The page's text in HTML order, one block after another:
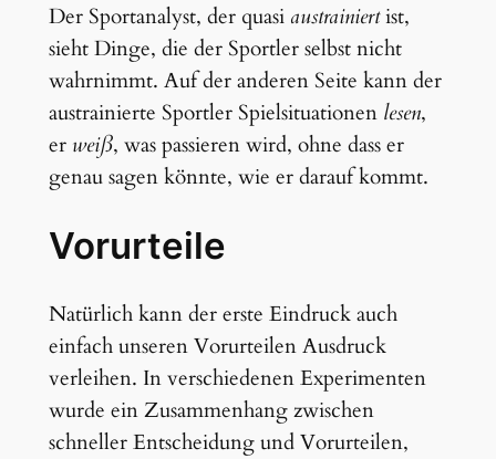
Der Sportanalyst, der quasi austrainiertist,
sieht Dinge, die der Sportler selbst nicht
wahrnimmt. Auf der anderen Seite kann der
austrainierte Sportler Spielsituationen lesen,
er weiß, was passieren wird, ohne dass er
genau sagen könnte, wie er darauf kommt.
Vorurteile
Natürlich kann der erste Eindruck auch
einfach unseren Vorurteilen Ausdruck
verleihen. In verschiedenen Experimenten
wurde ein Zusammenhang zwischen
schneller Entscheidung und Vorurteilen,